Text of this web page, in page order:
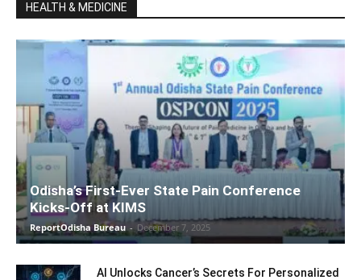
HEALTH & MEDICINE
Odisha’s First-Ever State Pain Conference
Kicks-Off at KIMS
ReportOdisha Bureau - December 7, 2025
AI Unlocks Cancer’s Secrets For Personalized